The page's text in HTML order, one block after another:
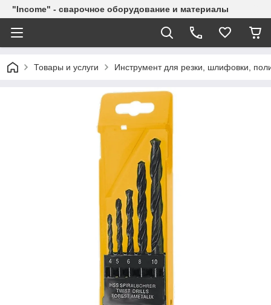
"Income" - сварочное оборудование и материалы
Товары и услуги Инструмент для резки, шлифовки,